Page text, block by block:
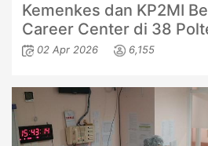
Kemenkes dan KP2MI
Career Center di 38
02 Apr 2026 6,155